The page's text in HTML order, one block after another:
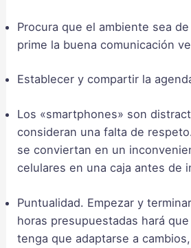
Procura que el ambiente sea
prime la buena comunicación
Establecer y compartir la
Los «smartphones» son
consideran una falta de
se conviertan en un
celulares en una caja antes de
Puntualidad. Empezar y
horas presupuestadas hará
tenga que adaptarse a